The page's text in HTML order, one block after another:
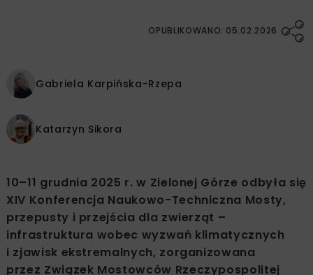
OPUBLIKOWANO: 05.02.2026
Gabriela Karpińska-Rzepa
Katarzyn Sikora
10–11 grudnia 2025 r. w Zielonej Górze odbyła się
XIV Konferencja Naukowo-Techniczna Mosty,
przepusty i przejścia dla zwierząt –
infrastruktura wobec wyzwań klimatycznych
i zjawisk ekstremalnych, zorganizowana
przez Związek Mostowców Rzeczypospolitej